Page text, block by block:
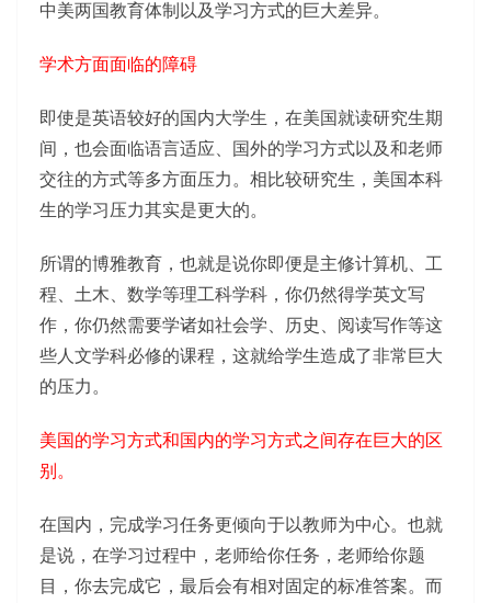
中美两国教育体制以及学习方式的巨大差异。
学术方面面临的障碍
即使是英语较好的国内大学生，在美国就读研究生期
间，也会面临语言适应、国外的学习方式以及和老师
交往的方式等多方面压力。相比较研究生，美国本科
生的学习压力其实是更大的。
所谓的博雅教育，也就是说你即便是主修计算机、工
程、土木、数学等理工科学科，你仍然得学英文写
作，你仍然需要学诸如社会学、历史、阅读写作等这
些人文学科必修的课程，这就给学生造成了非常巨大
的压力。
美国的学习方式和国内的学习方式之间存在巨大的区
别。
在国内，完成学习任务更倾向于以教师为中心。也就
是说，在学习过程中，老师给你任务，老师给你题
目，你去完成它，最后会有相对固定的标准答案。而